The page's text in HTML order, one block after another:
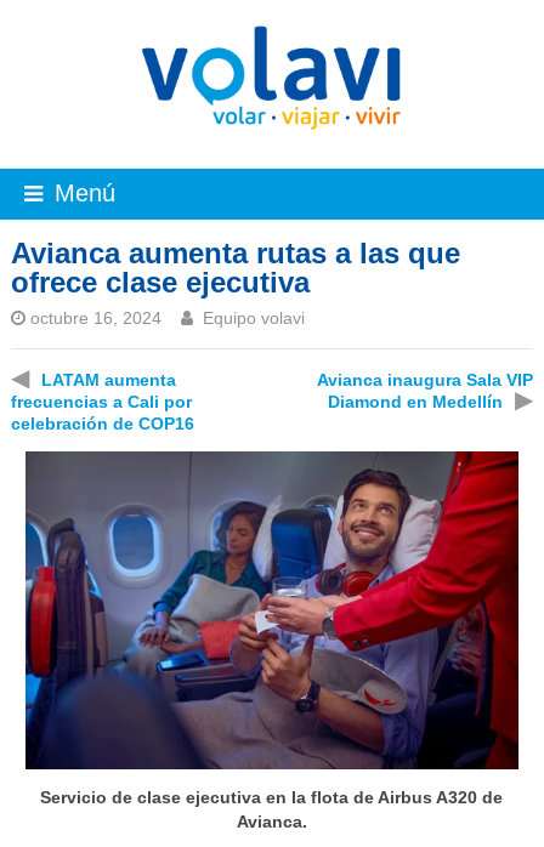
Menú
Avianca aumenta rutas a las que
ofrece clase ejecutiva
octubre 16, 2024 Equipo volavi
◀
LATAM aumenta
frecuencias a Cali por
celebración de COP16
Avianca inaugura Sala VIP
Diamond en Medellín
▶
Servicio de clase ejecutiva en la flota de Airbus A320 de
Avianca.